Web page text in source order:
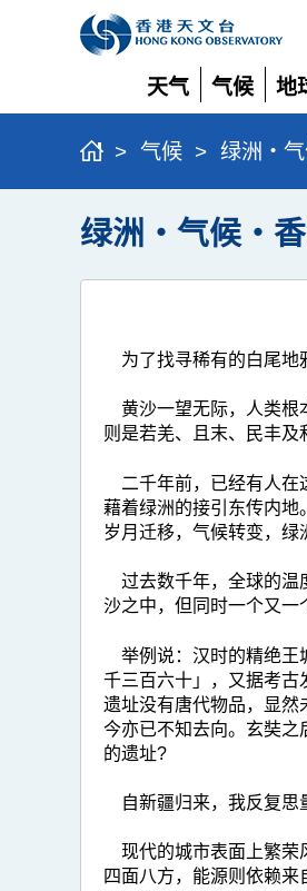
天气
展
开
气候
展
开
地
展
开
> 气候 > 绿洲‧
绿洲‧气候‧
为了找寻稀有的白尾地
黄沙一望无际，人类根
则是若羌、且末、民丰及
二千年前，已经有人在
藉着绿洲的接引东传内地
岁月迁移，气候转变，绿
过去数千年，全球的温
沙之中，但同时一个又一
举例说：汉时的精绝王
千三百六十」，又据考古
遗址没有唐代物品，显然
今亦已不知去向。玄奘之
的遗址?
自新疆归来，我反复思
现代的城市表面上繁荣
四面八方，能源则依赖